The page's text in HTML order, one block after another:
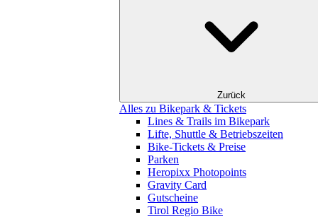
Zurück
Alles zu Bikepark & Tickets
Lines & Trails im Bikepark
Lifte, Shuttle & Betriebszeiten
Bike-Tickets & Preise
Parken
Heropixx Photopoints
Gravity Card
Gutscheine
Tirol Regio Bike